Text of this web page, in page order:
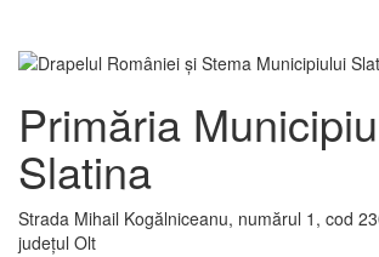
Primăria
Slatina
Strada Mihail Kogălniceanu, numărul 1, cod
județul Olt